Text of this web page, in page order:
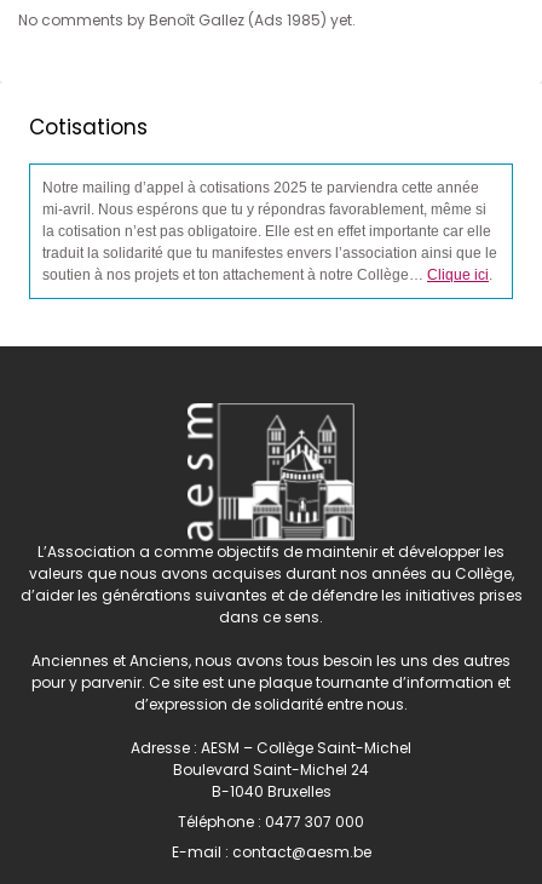
No comments by Benoît Gallez (Ads 1985) yet.
Cotisations
Notre mailing d’appel à cotisations 2025 te parviendra cette année
mi-avril. Nous espérons que tu y répondras favorablement, même si
la cotisation n’est pas obligatoire. Elle est en effet importante car elle
traduit la solidarité que tu manifestes envers l’association ainsi que le
soutien à nos projets et ton attachement à notre Collège… Clique ici.
L’Association a comme objectifs de maintenir et développer les
valeurs que nous avons acquises durant nos années au Collège,
d’aider les générations suivantes et de défendre les initiatives prises
dans ce sens.
Anciennes et Anciens, nous avons tous besoin les uns des autres
pour y parvenir. Ce site est une plaque tournante d’information et
d’expression de solidarité entre nous.
Adresse : AESM – Collège Saint-Michel
Boulevard Saint-Michel 24
B-1040 Bruxelles
Téléphone : 0477 307 000
E-mail : contact@aesm.be